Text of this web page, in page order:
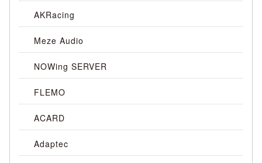
AKRacing
Meze Audio
NOWing SERVER
FLEMO
ACARD
Adaptec